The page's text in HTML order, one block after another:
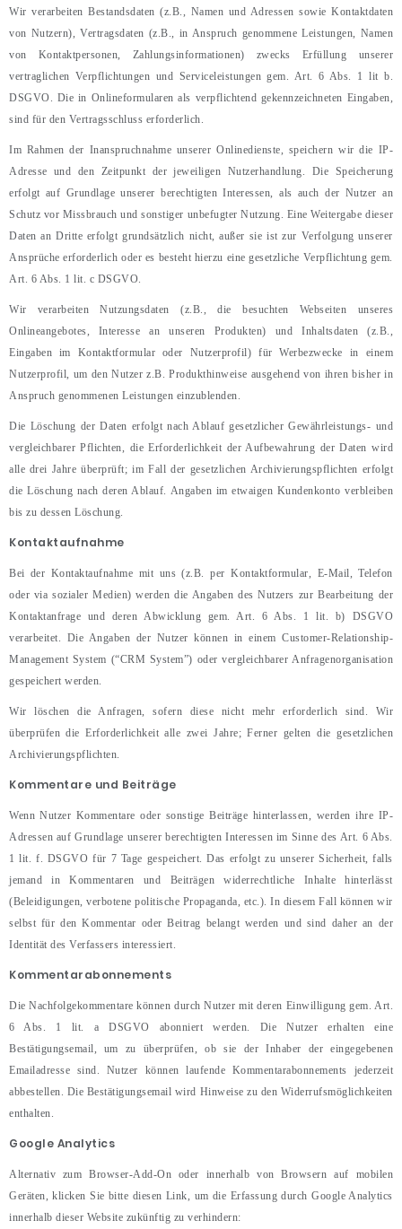
Wir verarbeiten Bestandsdaten (z.B., Namen und Adressen sowie Kontaktdaten
von Nutzern), Vertragsdaten (z.B., in Anspruch genommene Leistungen, Namen
von Kontaktpersonen, Zahlungsinformationen) zwecks Erfüllung unserer
vertraglichen Verpflichtungen und Serviceleistungen gem. Art. 6 Abs. 1 lit b.
DSGVO. Die in Onlineformularen als verpflichtend gekennzeichneten Eingaben,
sind für den Vertragsschluss erforderlich.
Im Rahmen der Inanspruchnahme unserer Onlinedienste, speichern wir die IP-
Adresse und den Zeitpunkt der jeweiligen Nutzerhandlung. Die Speicherung
erfolgt auf Grundlage unserer berechtigten Interessen, als auch der Nutzer an
Schutz vor Missbrauch und sonstiger unbefugter Nutzung. Eine Weitergabe dieser
Daten an Dritte erfolgt grundsätzlich nicht, außer sie ist zur Verfolgung unserer
Ansprüche erforderlich oder es besteht hierzu eine gesetzliche Verpflichtung gem.
Art. 6 Abs. 1 lit. c DSGVO.
Wir verarbeiten Nutzungsdaten (z.B., die besuchten Webseiten unseres
Onlineangebotes, Interesse an unseren Produkten) und Inhaltsdaten (z.B.,
Eingaben im Kontaktformular oder Nutzerprofil) für Werbezwecke in einem
Nutzerprofil, um den Nutzer z.B. Produkthinweise ausgehend von ihren bisher in
Anspruch genommenen Leistungen einzublenden.
Die Löschung der Daten erfolgt nach Ablauf gesetzlicher Gewährleistungs- und
vergleichbarer Pflichten, die Erforderlichkeit der Aufbewahrung der Daten wird
alle drei Jahre überprüft; im Fall der gesetzlichen Archivierungspflichten erfolgt
die Löschung nach deren Ablauf. Angaben im etwaigen Kundenkonto verbleiben
bis zu dessen Löschung.
Kontaktaufnahme
Bei der Kontaktaufnahme mit uns (z.B. per Kontaktformular, E-Mail, Telefon
oder via sozialer Medien) werden die Angaben des Nutzers zur Bearbeitung der
Kontaktanfrage und deren Abwicklung gem. Art. 6 Abs. 1 lit. b) DSGVO
verarbeitet. Die Angaben der Nutzer können in einem Customer-Relationship-
Management System (“CRM System”) oder vergleichbarer Anfragenorganisation
gespeichert werden.
Wir löschen die Anfragen, sofern diese nicht mehr erforderlich sind. Wir
überprüfen die Erforderlichkeit alle zwei Jahre; Ferner gelten die gesetzlichen
Archivierungspflichten.
Kommentare und Beiträge
Wenn Nutzer Kommentare oder sonstige Beiträge hinterlassen, werden ihre IP-
Adressen auf Grundlage unserer berechtigten Interessen im Sinne des Art. 6 Abs.
1 lit. f. DSGVO für 7 Tage gespeichert. Das erfolgt zu unserer Sicherheit, falls
jemand in Kommentaren und Beiträgen widerrechtliche Inhalte hinterlässt
(Beleidigungen, verbotene politische Propaganda, etc.). In diesem Fall können wir
selbst für den Kommentar oder Beitrag belangt werden und sind daher an der
Identität des Verfassers interessiert.
Kommentarabonnements
Die Nachfolgekommentare können durch Nutzer mit deren Einwilligung gem. Art.
6 Abs. 1 lit. a DSGVO abonniert werden. Die Nutzer erhalten eine
Bestätigungsemail, um zu überprüfen, ob sie der Inhaber der eingegebenen
Emailadresse sind. Nutzer können laufende Kommentarabonnements jederzeit
abbestellen. Die Bestätigungsemail wird Hinweise zu den Widerrufsmöglichkeiten
enthalten.
Google Analytics
Alternativ zum Browser-Add-On oder innerhalb von Browsern auf mobilen
Geräten, klicken Sie bitte diesen Link, um die Erfassung durch Google Analytics
innerhalb dieser Website zukünftig zu verhindern: